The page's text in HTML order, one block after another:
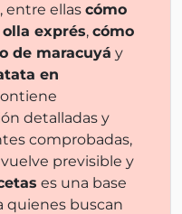
entre ellas cómo
exprés, cómo
de maracuyá y
en
detalladas y
comprobadas,
previsible y
es una base
quienes buscan